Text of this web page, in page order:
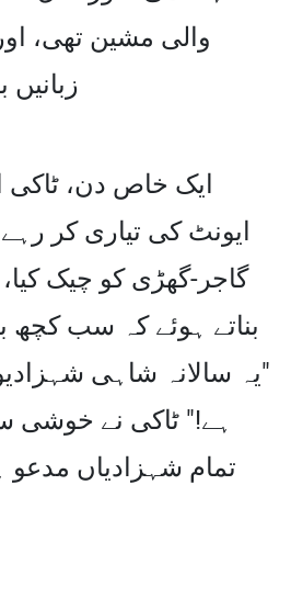
زبانیں
ایک خاص دن، ٹاکی
ایونٹ کی تیاری کر
گاجر-گھڑی کو چیک
بناتے ہوئے کہ سب کچھ
"یہ سالانہ شاہی
ہے!" ٹاکی نے خوشی
تمام شہزادیاں